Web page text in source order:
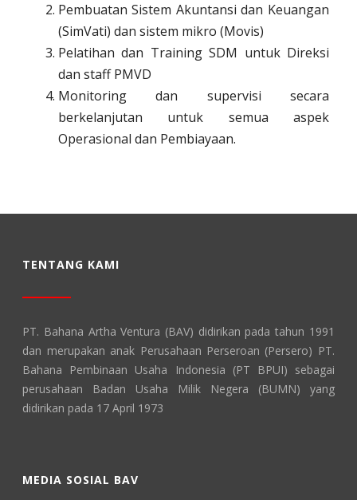
Pembuatan Sistem Akuntansi dan Keuangan
(SimVati) dan sistem mikro (Movis)
Pelatihan dan Training SDM untuk Direksi
dan staff PMVD
Monitoring dan supervisi secara
berkelanjutan untuk semua aspek
Operasional dan Pembiayaan.
TENTANG KAMI
PT. Bahana Artha Ventura (BAV) didirikan pada tahun 1991
dan merupakan anak Perusahaan Perseroan (Persero) PT.
Bahana Pembinaan Usaha Indonesia (PT BPUI) sebagai
perusahaan Badan Usaha Milik Negera (BUMN) yang
didirikan pada 17 April 1973
MEDIA SOSIAL BAV